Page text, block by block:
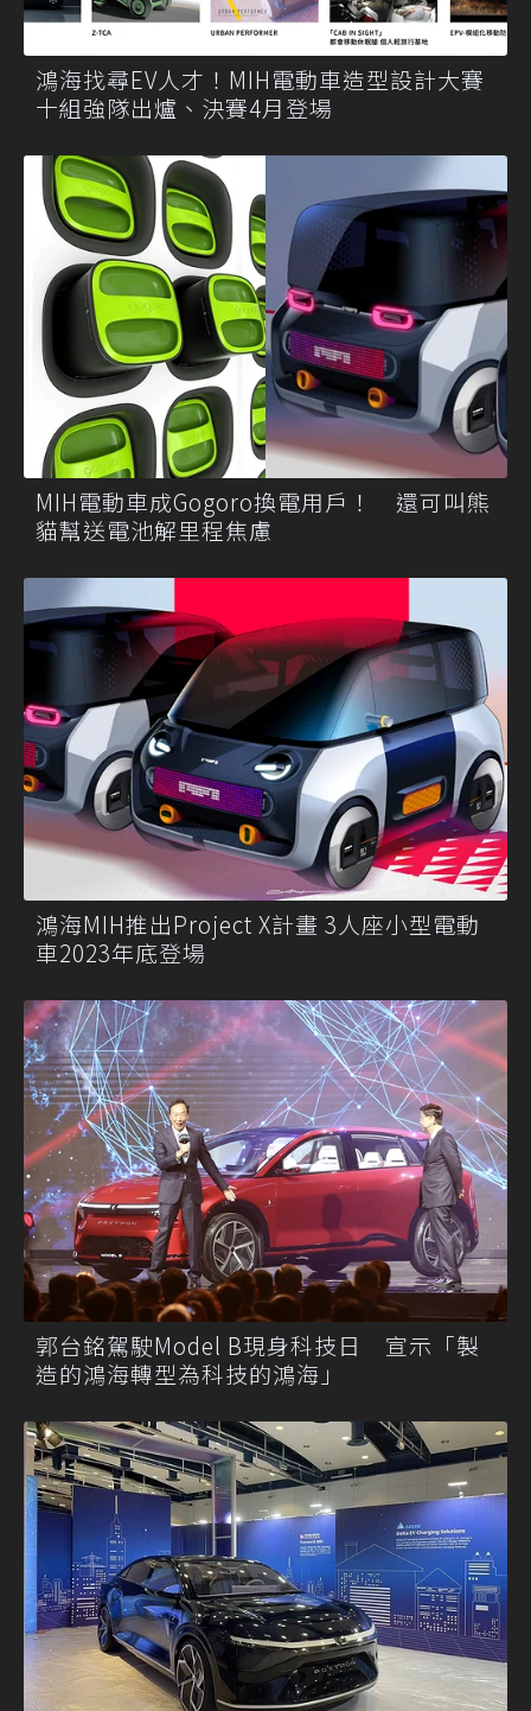
鴻海找尋EV人才！MIH電動車造型設計大賽
十組強隊出爐、決賽4月登場
MIH電動車成Gogoro換電用戶！ 還可叫熊
貓幫送電池解里程焦慮
鴻海MIH推出Project X計畫 3人座小型電動
車2023年底登場
郭台銘駕駛Model B現身科技日 宣示「製
造的鴻海轉型為科技的鴻海」